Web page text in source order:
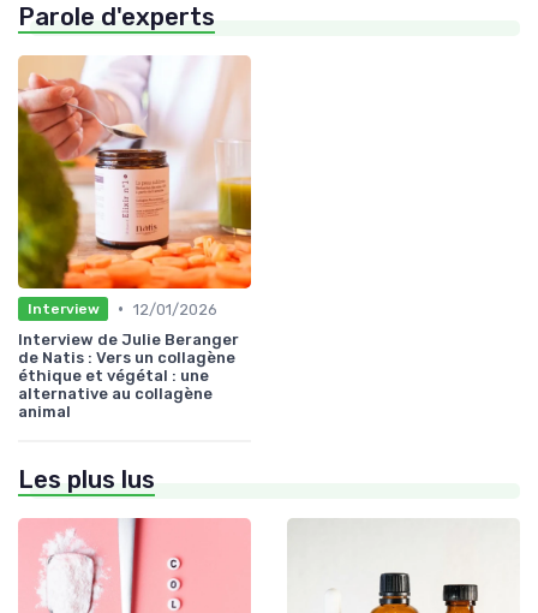
Parole d'experts
Interview • 12/01/2026
Interview de Julie Beranger
de Natis : Vers un collagène
éthique et végétal : une
alternative au collagène
animal
Les plus lus